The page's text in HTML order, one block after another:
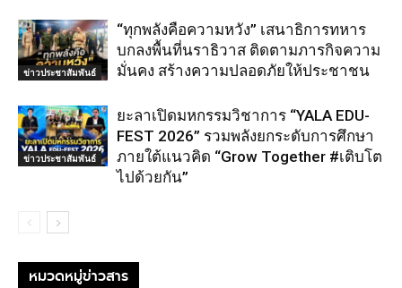
ข่าวประชาสัมพันธ์
“ทุกพลังคือความหวัง” เสนาธิการทหาร
บกลงพื้นที่นราธิวาส ติดตามภารกิจความ
มั่นคง สร้างความปลอดภัยให้ประชาชน
ข่าวประชาสัมพันธ์
ยะลาเปิดมหกรรมวิชาการ “YALA EDU-
FEST 2026” รวมพลังยกระดับการศึกษา
ภายใต้แนวคิด “Grow Together #เติบโต
ไปด้วยกัน”
หมวดหมู่ข่าวสาร